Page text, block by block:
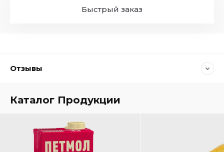
Быстрый заказ
Отзывы
Каталог Продукции